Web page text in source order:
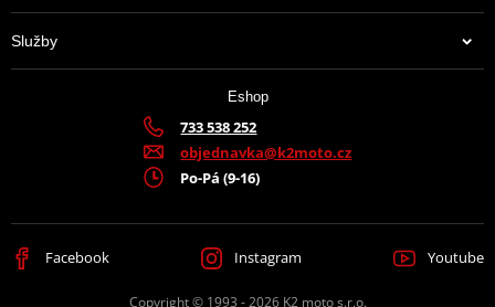
Služby
Eshop
733 538 252
objednavka@k2moto.cz
Po-Pá (9-16)
Facebook Instagram Youtube
Copyright © 1993 - 2026 K2 moto s.r.o.